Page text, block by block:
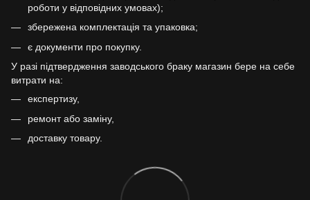
роботи у відповідних умовах);
збережена комплектація та упаковка;
є документи про покупку.
У разі підтвердження заводського браку магазин бере на себе
витрати на:
експертизу,
ремонт або заміну,
доставку товару.